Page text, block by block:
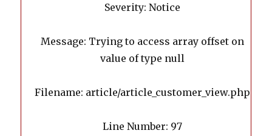
Severity: Notice
Message: Trying to access array offset on
value of type null
Filename: article/article_customer_view.php
Line Number: 97